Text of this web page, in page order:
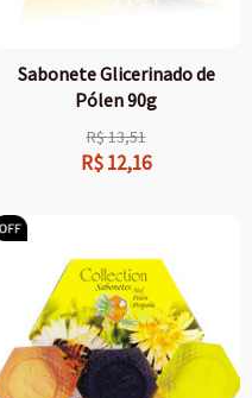
Sabonete Glicerinado de
Pólen 90g
R$13,51
R$12,16